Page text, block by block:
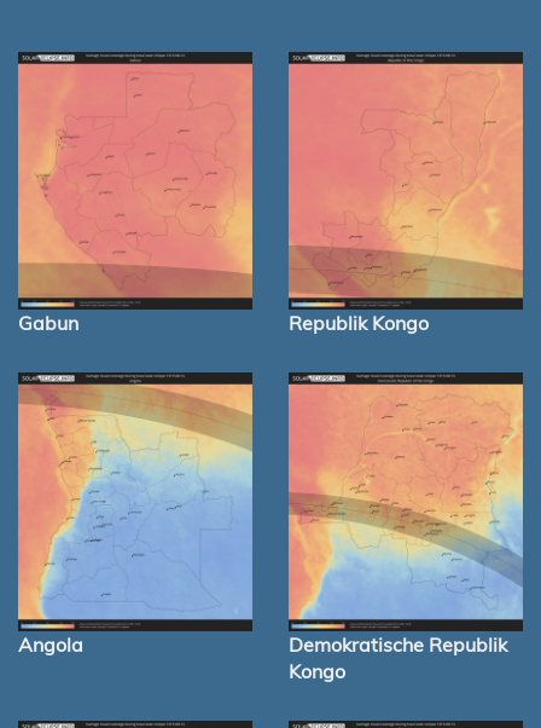
Gabun Republik Kongo
Angola
Demokratische Republik
Kongo